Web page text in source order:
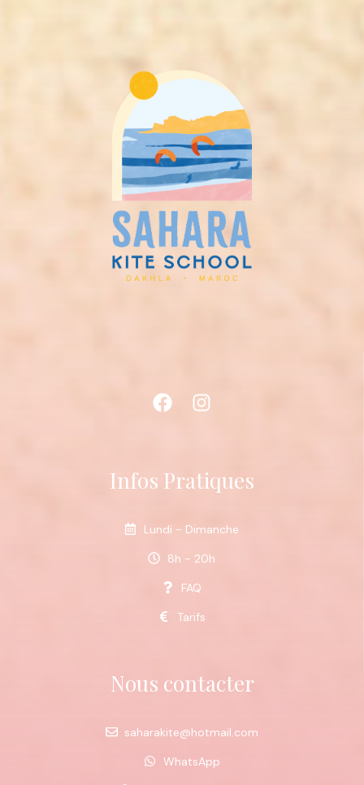
Infos Pratiques
Lundi - Dimanche
8h - 20h
FAQ
Tarifs
Nous contacter
saharakite@hotmail.com
WhatsApp